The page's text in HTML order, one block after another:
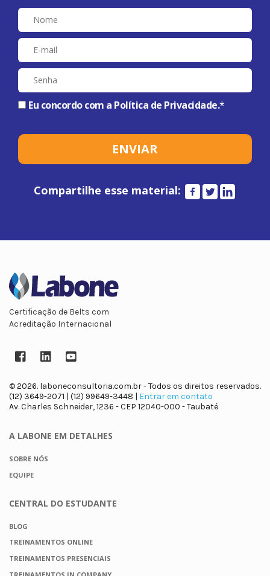
Eu concordo com a Política de Privacidade.*
Compartilhe esse material:
Certificação de Belts com
Acreditação Internacional
Facebook
LinkedInYouTube
© 2026. laboneconsultoria.com.br - Todos os direitos reservados.
(12) 3649-2071 | (12) 99649-3448 | Entrar em contato
Av. Charles Schneider, 1236 - CEP 12040-000 - Taubaté
A LABONE EM DETALHES
SOBRE NÓS
EQUIPE
CENTRAL DO ESTUDANTE
BLOG
TREINAMENTOS ONLINE
TREINAMENTOS PRESENCIAIS